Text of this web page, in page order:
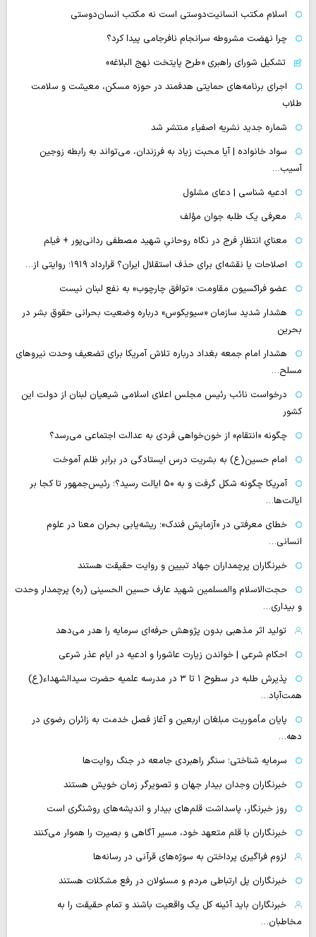
اسلام مکتب انسانیت‌دوستی است نه مکتب انسان‌دوستی
چرا نهضت مشروطه سرانجام نافرجامی پیدا کرد؟
تشکیل شورای راهبری «طرح پایتخت نهج البلاغه»
اجرای برنامه‌های حمایتی هدفمند در حوزه مسکن، معیشت و سلامت
طلاب
شماره جدید نشریه اصفیاء منتشر شد
سواد خانواده | آیا محبت زیاد به فرزندان، می‌تواند به رابطه زوجین
آسیب…
ادعیه شناسی | دعای مشلول
معرفی یک طلبه جوان مؤلف
معنایِ انتظارِ فرج در نگاه روحانیِ شهید مصطفی ردانی‌پور + فیلم
اصلاحات یا نقشه‌ای برای حذف استقلال ایران؟ قرارداد ۱۹۱۹؛ روایتی از…
عضو فراکسیون مقاومت: «توافق چارچوب» به نفع لبنان نیست
هشدار شدید سازمان «سیویکوس» درباره وضعیت بحرانی حقوق بشر در
بحرین
هشدار امام جمعه بغداد درباره تلاش آمریکا برای تضعیف وحدت نیروهای
مسلح…
درخواست نائب رئیس مجلس اعلای اسلامی شیعیان لبنان از دولت این
کشور
چگونه «انتقام» از خون‌خواهی فردی به عدالت اجتماعی می‌رسد؟
امام حسین(ع) به بشریت درس ایستادگی در برابر ظلم آموخت
آمریکا چگونه شکل گرفت و به ۵۰ ایالت رسید؟؛ رئیس‌جمهور تا کجا بر
ایالت‌ها…
خطای معرفتی در «آزمایش فندک»؛ ریشه‌یابی بحران معنا در علوم
انسانی…
خبرنگاران پرچمداران جهاد تبیین و روایت حقیقت هستند
حجت‌الاسلام والمسلمین شهید عارف حسین الحسینی (ره) پرچمدار وحدت
و بیداری…
تولید اثر مذهبی بدون پژوهش حرفه‌ای سرمایه را هدر می‌دهد
احکام شرعی | خواندن زیارت عاشورا و ادعیه در ایام عذر شرعی
پذیرش طلبه در سطوح ۱ تا ۳ در مدرسه علمیه حضرت سیدالشهداء(ع)
همت‌آباد…
پایان مأموریت مبلغان اربعین و آغاز فصل خدمت به زائران رضوی در
دهه…
سرمایه شناختی؛ سنگر راهبردی جامعه در جنگ روایت‌ها
خبرنگاران وجدان بیدار جهان و تصویرگر زمان خویش هستند
روز خبرنگار، پاسداشت قلم‌های بیدار و اندیشه‌های روشنگری است
خبرنگاران با قلم متعهد خود، مسیر آگاهی و بصیرت را هموار می‌کنند
لزوم فراگیری پرداختن به سوژه‌های قرآنی در رسانه‌ها
خبرنگاران پل ارتباطی مردم و مسئولان در رفع مشکلات هستند
خبرنگاران باید آئینه کل یک واقعیت باشند و تمام حقیقت را به
مخاطبان…